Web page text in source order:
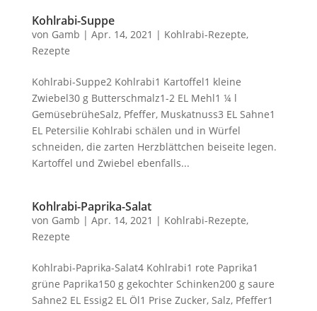
Kohlrabi-Suppe
von Gamb | Apr. 14, 2021 | Kohlrabi-Rezepte,
Rezepte
Kohlrabi-Suppe2 Kohlrabi1 Kartoffel1 kleine
Zwiebel30 g Butterschmalz1-2 EL Mehl1 ¼ l
GemüsebrüheSalz, Pfeffer, Muskatnuss3 EL Sahne1
EL Petersilie Kohlrabi schälen und in Würfel
schneiden, die zarten Herzblättchen beiseite legen.
Kartoffel und Zwiebel ebenfalls...
Kohlrabi-Paprika-Salat
von Gamb | Apr. 14, 2021 | Kohlrabi-Rezepte,
Rezepte
Kohlrabi-Paprika-Salat4 Kohlrabi1 rote Paprika1
grüne Paprika150 g gekochter Schinken200 g saure
Sahne2 EL Essig2 EL Öl1 Prise Zucker, Salz, Pfeffer1